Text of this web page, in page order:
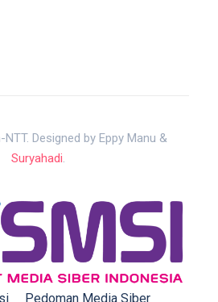
Designed by Eppy Manu &
Suryahadi.
Pedoman Media Siber